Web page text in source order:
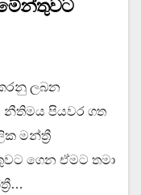
ලබන
නීතිමය පියවර ගත
මන්ත්‍රී
ගෙන ඒමට තමා